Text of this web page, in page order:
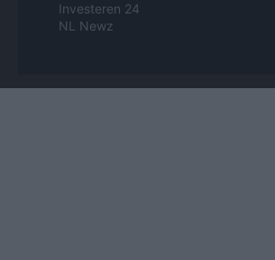
Investeren 24
NL Newz